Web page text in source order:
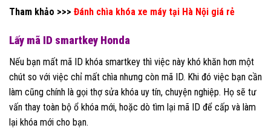
Tham khảo >>> Đánh chìa khóa xe máy tại Hà Nội giá rẻ
Lấy mã ID smartkey Honda
Nếu bạn mất mã ID khóa smartkey thì việc này khó khăn hơn một
chút so với việc chỉ mất chìa nhưng còn mã ID. Khi đó việc bạn cần
làm cũng chính là gọi thợ sửa khóa uy tín, chuyện nghiệp. Họ sẽ tư
vấn thay toàn bộ ổ khóa mới, hoặc dò tìm lại mã ID để cấp và làm
lại khóa mới cho bạn.